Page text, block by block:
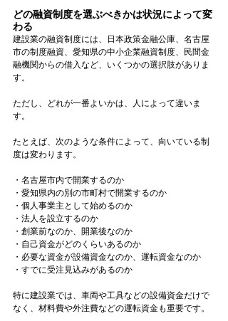
どの融資制度を選ぶべきかは状況によって変
わる
建設業の融資制度には、日本政策金融公庫、名古屋
市の制度融資、愛知県の中小企業融資制度、民間金
融機関からの借入など、いくつかの選択肢がありま
す。
ただし、どれが一番よいかは、人によって違いま
す。
たとえば、次のような条件によって、向いている制
度は変わります。
・名古屋市内で開業するのか
・愛知県内の別の市町村で開業するのか
・個人事業主として始めるのか
・法人を設立するのか
・創業前なのか、開業後なのか
・自己資金がどのくらいあるのか
・必要な資金が設備資金なのか、運転資金なのか
・すでに受注見込みがあるのか
特に建設業では、車両や工具などの設備資金だけで
なく、材料費や外注費などの運転資金も重要です。